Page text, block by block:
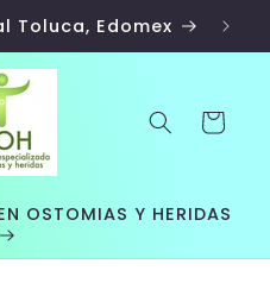
Toluca, Edomex
Carrito
OSTOMIAS Y HERIDAS